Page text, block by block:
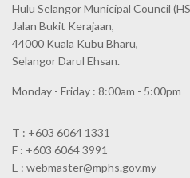
Hulu Selangor Municipal Council
Jalan Bukit Kerajaan,
44000 Kuala Kubu Bharu,
Selangor Darul Ehsan.
Monday - Friday : 8:00am - 5:00pm
T : +603 6064 1331
F : +603 6064 3991
E : webmaster@mphs.gov.my